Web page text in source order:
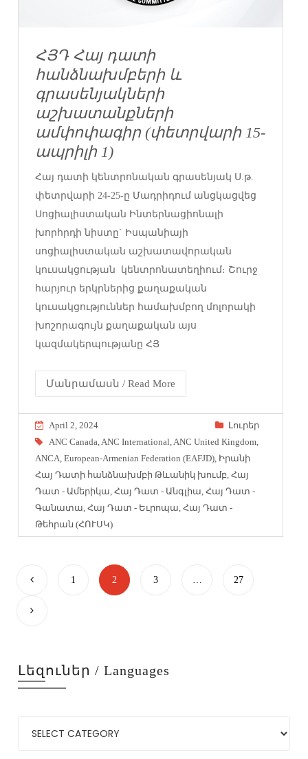
ՀՅԴ Հայ դատի
հանձնախմբերի և
գրասենյակների
աշխատանքների
ամփոփագիր (փետրվարի 15-
ապրիլի 1)
Հայ դատի կենտրոնական գրասենյակ Ս.թ.
փետրվարի 24-25-ը Մադրիդում անցկացվեց
Սոցիալիստական Ինտերնացիոնալի
խորհրդի նիստը` Իսպանիայի
սոցիալիստական աշխատավորական
կուսակցության կենտրոնատեղիում։ Շուրջ
հարյուր երկրներից քաղաքական
կուսակցություններ համախմբող մոլորակի
խոշորագույն քաղաքական այս
կազմակերպությանը ՀՅ
Մանրամասն / Read More
April 2, 2024
Լուրեր
ANC Canada ANC International ANC United Kingdom
ANCA ,European-Armenian Federation (EAFJD) Իրանի
Հայ Դատի հանձնախմբի Թևանիկ խումբ ,Հայ
Դատ - Ամերիկա ,Հայ Դատ - Անգլիա ,Հայ Դատ -
Գանատա ,Հայ Դատ - Եւրոպա ,Հայ Դատ -
Թեհրան (ՀՈՒՍԿ)
1 2 3 … 27
Լեզուներ / Languages